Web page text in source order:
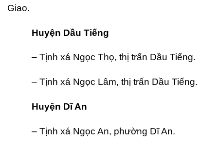
Giao.
Huyện Dầu Tiếng
– Tịnh xá Ngọc Thọ, thị trấn Dầu Tiếng.
– Tịnh xá Ngọc Lâm, thị trấn Dầu Tiếng.
Huyện Dĩ An
– Tịnh xá Ngọc An, phường Dĩ An.